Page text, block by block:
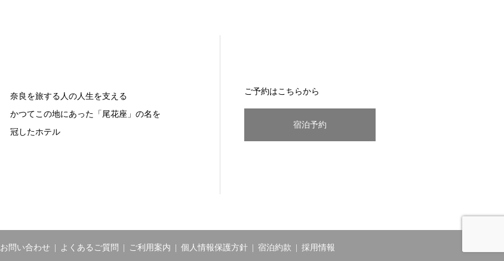
奈良を旅する人の人生を支える
かつてこの地にあった「尾花座」の名を
冠したホテル
ご予約はこちらから
宿泊予約
お問い合わせ よくあるご質問 ご利用案内 個人情報保護方針 宿泊約款 採用情報